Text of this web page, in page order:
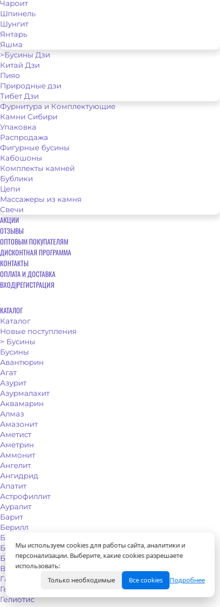
Чароит
Шпинель
Шунгит
Янтарь
Яшма
>Бусины Дзи
Китай Дзи
Пияо
Природные дзи
Тибет Дзи
Фурнитура и Комплектующие
Камни Сибири
Упаковка
Распродажа
Фигурные бусины
Кабошоны
Комплекты камней
Бублики
Цепи
Массажеры из камня
Свечи
АКЦИИ
ОТЗЫВЫ
ОПТОВЫМ ПОКУПАТЕЛЯМ
ДИСКОНТНАЯ ПРОГРАММА
КОНТАКТЫ
ОПЛАТА И ДОСТАВКА
ВХОД|РЕГИСТРАЦИЯ
КАТАЛОГ
Каталог
Новые поступления
> Бусины
Бусины
Авантюрин
Агат
Азурит
Азурмалахит
Аквамарин
Алмаз
Амазонит
Аметист
Аметрин
Аммонит
Ангелит
Ангидрид
Апатит
Астрофиллит
Ауралит
Барит
Берилл
Бирюза
Бронзит
Бычий глаз
Варисцит
Гагат
Гелиодор
Гелиотис
Мы используем cookies для работы сайта, аналитики и
персонализации. Выберите, какие cookies разрешаете
использовать:
Только необходимые
Все cookies Подробнее